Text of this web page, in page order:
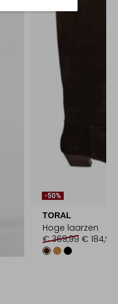
-50%
TORAL
Hoge laarzen
€ 369,99 € 184,99